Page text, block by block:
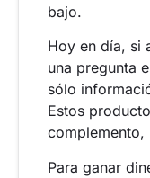
bajo.
Hoy en día, si
una pregunta
sólo
Estos
Para ganar